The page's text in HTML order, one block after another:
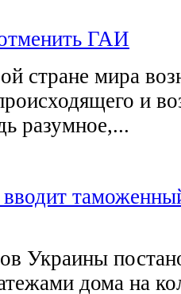
ГАИ
стране мира
и
разумное,...
Украины
дома на